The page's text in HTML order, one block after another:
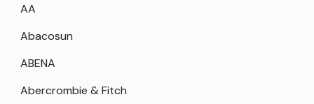
AA
Abacosun
ABENA
Abercrombie & Fitch